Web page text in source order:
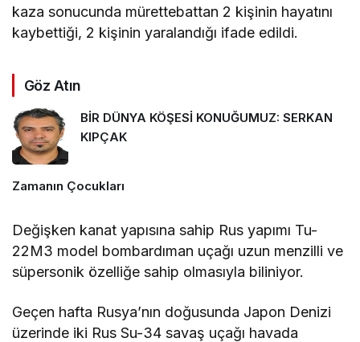
kaza sonucunda mürettebattan 2 kişinin hayatını
kaybettiği, 2 kişinin yaralandığı ifade edildi.
Göz Atın
BİR DÜNYA KÖŞESİ KONUĞUMUZ: SERKAN
KIPÇAK
Zamanın Çocukları
Değişken kanat yapısına sahip Rus yapımı Tu-
22M3 model bombardıman uçağı uzun menzilli ve
süpersonik özelliğe sahip olmasıyla biliniyor.
Geçen hafta Rusya’nın doğusunda Japon Denizi
üzerinde iki Rus Su-34 savaş uçağı havada